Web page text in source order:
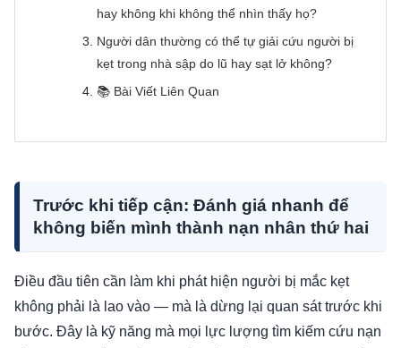
hay không khi không thể nhìn thấy họ?
Người dân thường có thể tự giải cứu người bị
kẹt trong nhà sập do lũ hay sạt lở không?
📚 Bài Viết Liên Quan
Trước khi tiếp cận: Đánh giá nhanh để
không biến mình thành nạn nhân thứ hai
Điều đầu tiên cần làm khi phát hiện người bị mắc kẹt
không phải là lao vào — mà là dừng lại quan sát trước khi
bước. Đây là kỹ năng mà mọi lực lượng tìm kiếm cứu nạn